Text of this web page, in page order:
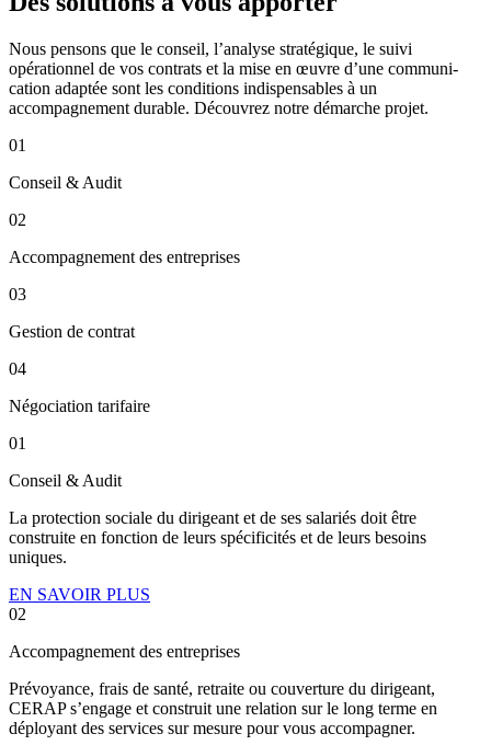
Nous pensons que le conseil, l’analyse stratégique, le suivi
opérationnel de vos contrats et la mise en œuvre d’une communi­
cation adaptée sont les conditions indispensables à un
accompagnement durable. Découvrez notre démarche projet.
01
Conseil & Audit
02
Accompagnement des entreprises
03
Gestion de contrat
04
Négociation tarifaire
01
Conseil & Audit
La protection sociale du dirigeant et de ses salariés doit être
construite en fonction de leurs spécificités et de leurs besoins
uniques.
EN SAVOIR PLUS
02
Accompagnement des entreprises
Prévoyance, frais de santé, retraite ou couverture du dirigeant,
CERAP s’engage et construit une relation sur le long terme en
déployant des services sur mesure pour vous accompagner.